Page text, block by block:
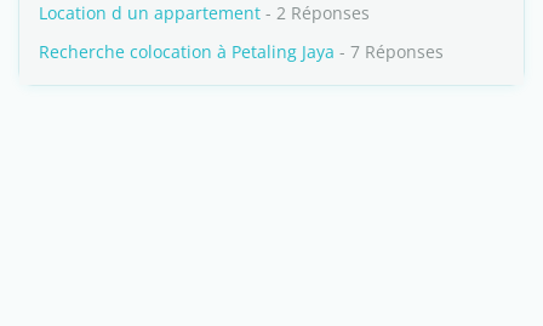
Location d un appartement - 2 Réponses
Recherche colocation à Petaling Jaya - 7 Réponses